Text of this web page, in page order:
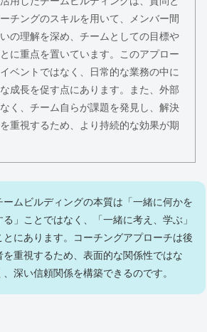
チングのスキルを用いて、メンバー間
の理解を深め、チームとしての目標や
に重点を置いています。このアプロー
ベントではなく、日常的な業務の中に
成長を促す点にあります。また、外部
く、チーム自らが課題を発見し、解決
重視するため、より持続的な効果が期
ームビルディングの本質は「一緒に何かを
る」ことではなく、「一緒に考え、学ぶ」
とにあります。コーチングアプローチは後
を重視するため、表面的な関係性ではな
、深い信頼関係を構築できるのです。